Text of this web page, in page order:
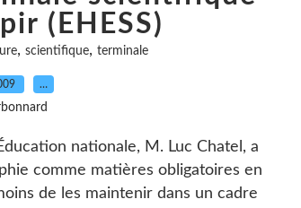
(EHESS)
, scientifique, terminale
…
nationale, M. Luc Chatel, a
comme matières obligatoires en
de les maintenir dans un cadre